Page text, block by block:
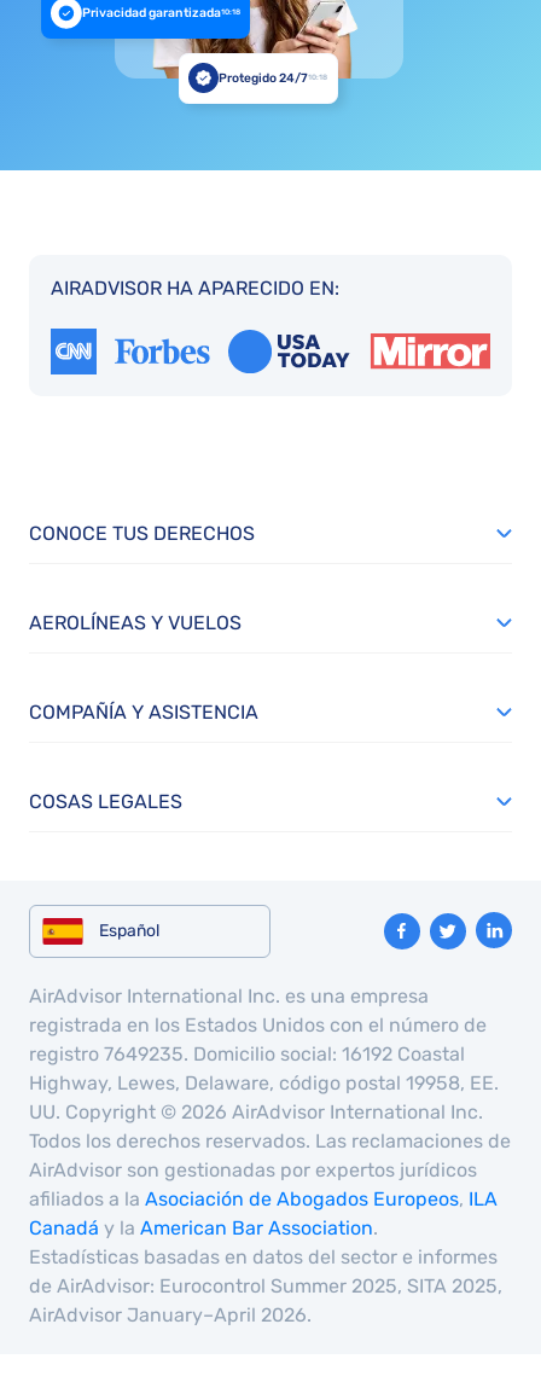
Privacidad garantizada10:18
Protegido 24/710:18
AIRADVISOR HA APARECIDO EN:
CONOCE TUS DERECHOS
AEROLÍNEAS Y VUELOS
COMPAÑÍA Y ASISTENCIA
COSAS LEGALES
Español
AirAdvisor International Inc. es una empresa
registrada en los Estados Unidos con el número de
registro 7649235. Domicilio social: 16192 Coastal
Highway, Lewes, Delaware, código postal 19958, EE.
UU. Copyright © 2026 AirAdvisor International Inc.
Todos los derechos reservados. Las reclamaciones de
AirAdvisor son gestionadas por expertos jurídicos
afiliados a la Asociación de Abogados Europeos, ILA
Canadá y la American Bar Association.
Estadísticas basadas en datos del sector e informes
de AirAdvisor: Eurocontrol Summer 2025, SITA 2025,
AirAdvisor January–April 2026.